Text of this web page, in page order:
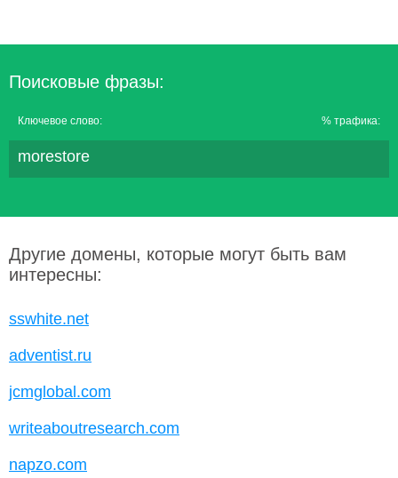
Поисковые фразы:
Ключевое слово: % трафика:
morestore
Другие домены, которые могут быть вам
интересны:
sswhite.net
adventist.ru
jcmglobal.com
writeaboutresearch.com
napzo.com